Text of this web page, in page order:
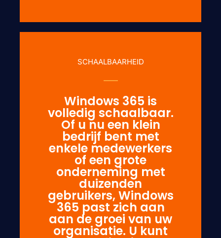
SCHAALBAARHEID
Windows 365 is
volledig schaalbaar.
Of u nu een klein
bedrijf bent met
enkele medewerkers
of een grote
onderneming met
duizenden
gebruikers, Windows
365 past zich aan
aan de groei van uw
organisatie. U kunt